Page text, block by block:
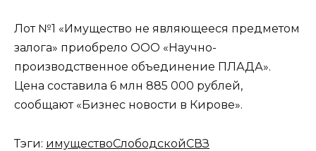
Лот №1 «Имущество не являющееся предметом
залога» приобрело ООО «Научно-
производственное объединение ПЛАДА».
Цена составила 6 млн 885 000 рублей,
сообщают «Бизнес новости в Кирове».
Тэги: имуществоСлободскойСВЗ